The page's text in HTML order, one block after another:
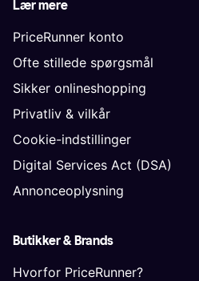
Lær mere
PriceRunner konto
Ofte stillede spørgsmål
Sikker onlineshopping
Privatliv & vilkår
Cookie-indstillinger
Digital Services Act (DSA)
Annonceoplysning
Butikker & Brands
Hvorfor PriceRunner?